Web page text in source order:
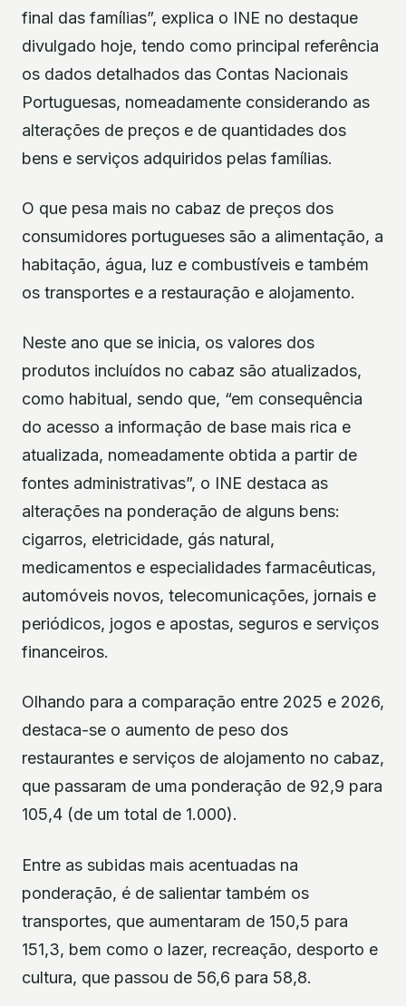
final das famílias”, explica o INE no destaque
divulgado hoje, tendo como principal referência
os dados detalhados das Contas Nacionais
Portuguesas, nomeadamente considerando as
alterações de preços e de quantidades dos
bens e serviços adquiridos pelas famílias.
O que pesa mais no cabaz de preços dos
consumidores portugueses são a alimentação, a
habitação, água, luz e combustíveis e também
os transportes e a restauração e alojamento.
Neste ano que se inicia, os valores dos
produtos incluídos no cabaz são atualizados,
como habitual, sendo que, “em consequência
do acesso a informação de base mais rica e
atualizada, nomeadamente obtida a partir de
fontes administrativas”, o INE destaca as
alterações na ponderação de alguns bens:
cigarros, eletricidade, gás natural,
medicamentos e especialidades farmacêuticas,
automóveis novos, telecomunicações, jornais e
periódicos, jogos e apostas, seguros e serviços
financeiros.
Olhando para a comparação entre 2025 e 2026,
destaca-se o aumento de peso dos
restaurantes e serviços de alojamento no cabaz,
que passaram de uma ponderação de 92,9 para
105,4 (de um total de 1.000).
Entre as subidas mais acentuadas na
ponderação, é de salientar também os
transportes, que aumentaram de 150,5 para
151,3, bem como o lazer, recreação, desporto e
cultura, que passou de 56,6 para 58,8.